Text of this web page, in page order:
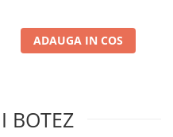
ADAUGA IN COS
BOTEZ